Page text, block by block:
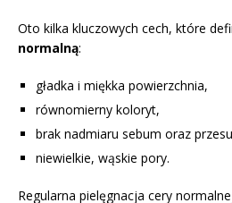
Oto kilka kluczowych cech, które
normalną:
gładka i miękka powierzchnia,
równomierny koloryt,
brak nadmiaru sebum oraz
niewielkie, wąskie pory.
Regularna pielęgnacja cery